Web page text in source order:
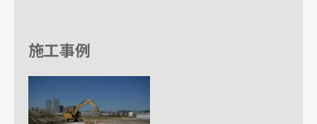
施工事例